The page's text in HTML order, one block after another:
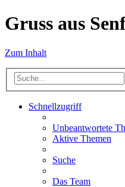
Gruss aus
Zum Inhalt
Schnellzugriff
Unbeantwortete
Aktive Themen
Suche
Das Team